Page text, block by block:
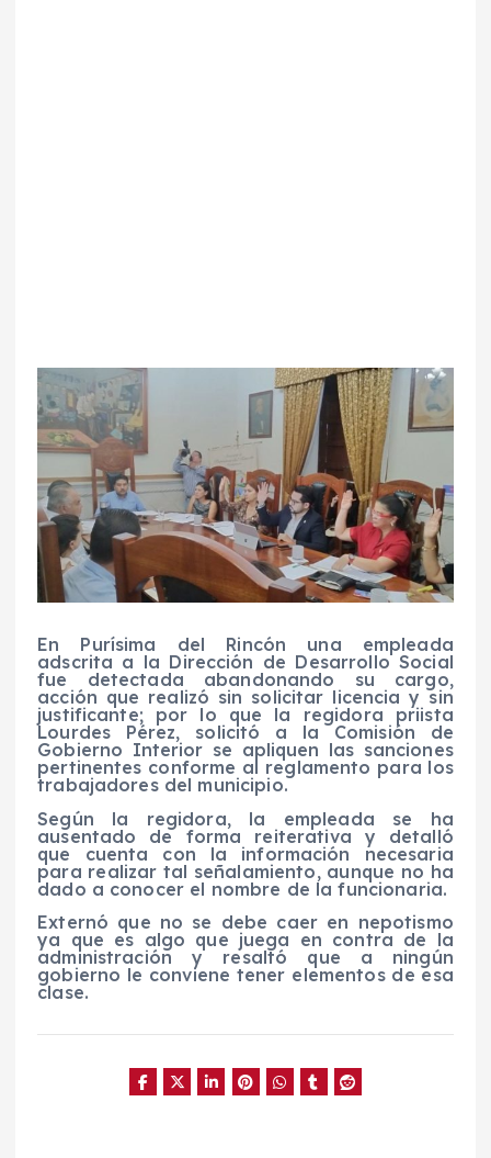
En Purísima del Rincón una empleada
adscrita a la Dirección de Desarrollo Social
fue detectada abandonando su cargo,
acción que realizó sin solicitar licencia y sin
justificante; por lo que la regidora priista
Lourdes Pérez, solicitó a la Comisión de
Gobierno Interior se apliquen las sanciones
pertinentes conforme al reglamento para los
trabajadores del municipio.
Según la regidora, la empleada se ha
ausentado de forma reiterativa y detalló
que cuenta con la información necesaria
para realizar tal señalamiento, aunque no ha
dado a conocer el nombre de la funcionaria.
Externó que no se debe caer en nepotismo
ya que es algo que juega en contra de la
administración y resaltó que a ningún
gobierno le conviene tener elementos de esa
clase.